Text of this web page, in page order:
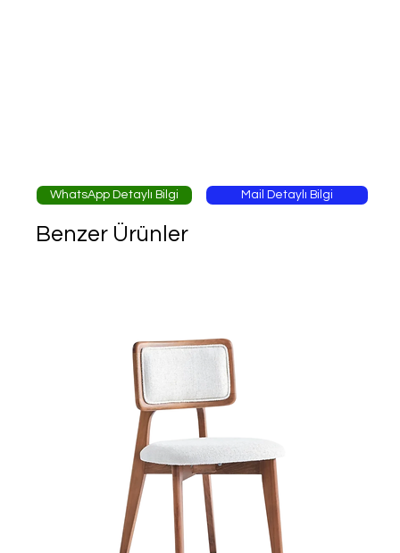
WhatsApp Detaylı Bilgi Mail Detaylı Bilgi
Benzer Ürünler